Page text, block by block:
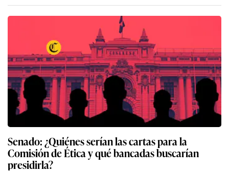
Senado: ¿Quiénes serían las cartas para la
Comisión de Ética y qué bancadas buscarían
presidirla?